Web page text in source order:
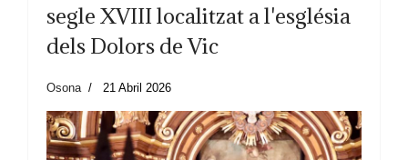
segle XVIII localitzat a l'església
dels Dolors de Vic
Osona 21 Abril 2026